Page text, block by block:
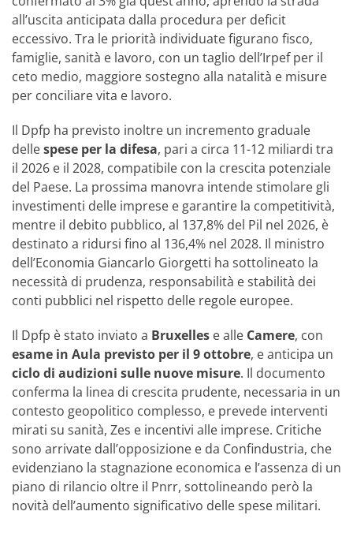
all’uscita anticipata dalla procedura per deficit
eccessivo. Tra le priorità individuate figurano fisco,
famiglie, sanità e lavoro, con un taglio dell’Irpef per il
ceto medio, maggiore sostegno alla natalità e misure
per conciliare vita e lavoro.
Il Dpfp ha previsto inoltre un incremento graduale
dellespese per la difesa, pari a circa 11-12 miliardi tra
il 2026 e il 2028, compatibile con la crescita potenziale
del Paese. La prossima manovra intende stimolare gli
investimenti delle imprese e garantire la competitività,
mentre il debito pubblico, al 137,8% del Pil nel 2026, è
destinato a ridursi fino al 136,4% nel 2028. Il ministro
dell’Economia Giancarlo Giorgetti ha sottolineato la
necessità di prudenza, responsabilità e stabilità dei
conti pubblici nel rispetto delle regole europee.
Il Dpfp è stato inviato a Bruxelles e alle Camere, con
esame in Aula previsto per il 9 ottobre, e anticipa un
ciclo di audizioni sulle nuove misure. Il documento
conferma la linea di crescita prudente, necessaria in un
contesto geopolitico complesso, e prevede interventi
mirati su sanità, Zes e incentivi alle imprese. Critiche
sono arrivate dall’opposizione e da Confindustria, che
evidenziano la stagnazione economica e l’assenza di un
piano di rilancio oltre il Pnrr, sottolineando però la
novità dell’aumento significativo delle spese militari.